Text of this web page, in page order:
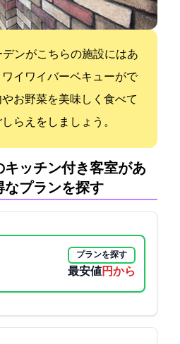
ンがこちらの施設にはあ
イワイバーベキューがで
お野菜を美味しく食べて
らえをしましょう。
ッチン付き客室があ
なプランを探す
プランを探す
最安値5520円から